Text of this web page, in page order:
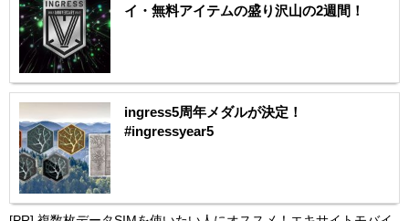
イ・無料アイテムの盛り沢山の2週間！
ingress5周年メダルが決定！
#ingressyear5